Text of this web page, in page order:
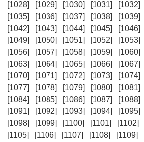
[1028]
[1029] [1030] [1031] [1032]
[1035]
[1036] [1037] [1038] [1039]
[1042]
[1043] [1044] [1045] [1046]
[1049]
[1050] [1051] [1052] [1053]
[1056]
[1057] [1058] [1059] [1060]
[1063]
[1064] [1065] [1066] [1067]
[1070]
[1071] [1072] [1073] [1074]
[1077]
[1078] [1079] [1080] [1081]
[1084]
[1085] [1086] [1087] [1088]
[1091]
[1092] [1093] [1094] [1095]
[1098]
[1099] [1100] [1101] [1102]
[1105]
[1106] [1107] [1108] [1109]